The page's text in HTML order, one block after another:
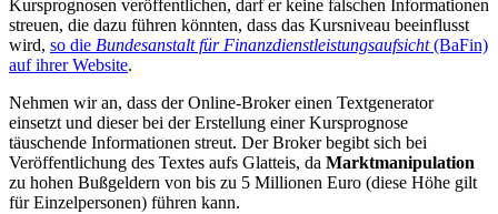
Kursprognosen veröffentlichen, darf er keine falschen Informationen
streuen, die dazu führen könnten, dass das Kursniveau beeinflusst
wird, so die Bundesanstalt für Finanzdienstleistungsaufsicht(BaFin)
auf ihrer Website.
Nehmen wir an, dass der Online-Broker einen Textgenerator
einsetzt und dieser bei der Erstellung einer Kursprognose
täuschende Informationen streut. Der Broker begibt sich bei
Veröffentlichung des Textes aufs Glatteis, da Marktmanipulation
zu hohen Bußgeldern von bis zu 5 Millionen Euro (diese Höhe gilt
für Einzelpersonen) führen kann.